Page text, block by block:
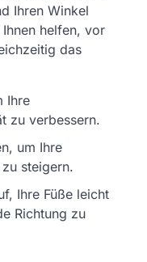
Ihren Winkel
helfen, vor
das
Ihre
zu verbessern.
um Ihre
steigern.
Ihre Füße leicht
Richtung zu